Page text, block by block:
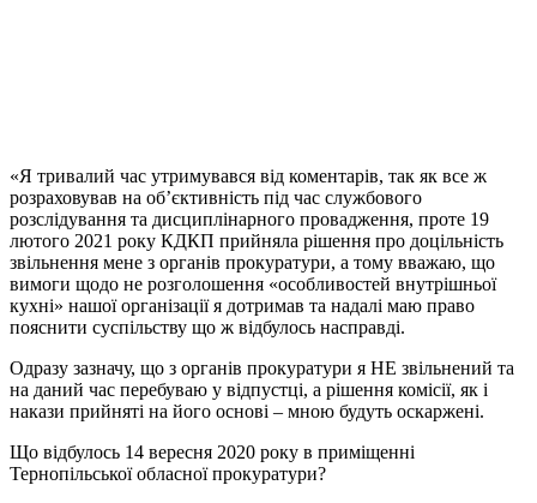
«Я тривалий час утримувався від коментарів, так як все ж
розраховував на об’єктивність під час службового
розслідування та дисциплінарного провадження, проте 19
лютого 2021 року КДКП прийняла рішення про доцільність
звільнення мене з органів прокуратури, а тому вважаю, що
вимоги щодо не розголошення «особливостей внутрішньої
кухні» нашої організації я дотримав та надалі маю право
пояснити суспільству що ж відбулось насправді.
Одразу зазначу, що з органів прокуратури я НЕ звільнений та
на даний час перебуваю у відпустці, а рішення комісії, як і
накази прийняті на його основі – мною будуть оскаржені.
Що відбулось 14 вересня 2020 року в приміщенні
Тернопільської обласної прокуратури?